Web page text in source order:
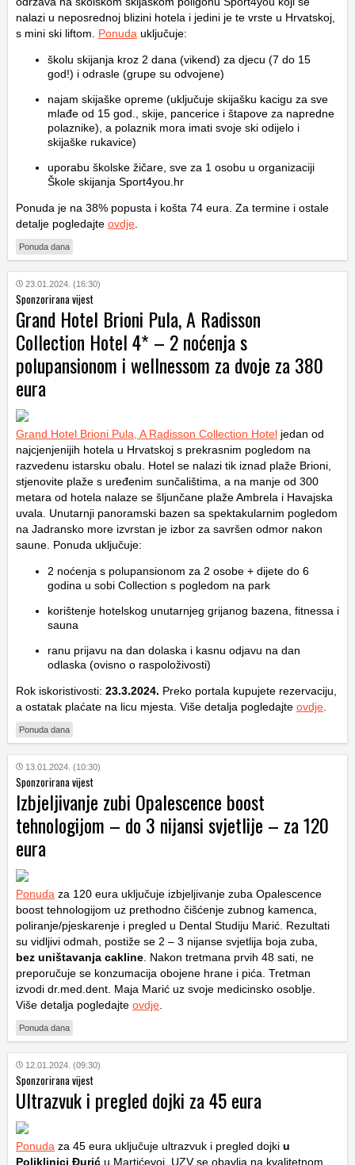
nalazi u neposrednoj blizini hotela i jedini je te vrste u Hrvatskoj,
s mini ski liftom. Ponuda uključuje:
školu skijanja kroz 2 dana (vikend) za djecu (7 do 15
god!) i odrasle (grupe su odvojene)
najam skijaške opreme (uključuje skijašku kacigu za sve
mlađe od 15 god., skije, pancerice i štapove za napredne
polaznike), a polaznik mora imati svoje ski odijelo i
skijaške rukavice)
uporabu školske žičare, sve za 1 osobu u organizaciji
Škole skijanja Sport4you.hr
Ponuda je na 38% popusta i košta 74 eura. Za termine i ostale
detalje pogledajte ovdje
Ponuda dana
23.01.2024. (16:30)
Sponzorirana vijest
Grand Hotel Brioni Pula, A Radisson
Collection Hotel 4* – 2 noćenja s
polupansionom i wellnessom za dvoje za 380
eura
Grand Hotel Brioni Pula, A Radisson Collection Hotel jedan od
najcjenjenijih hotela u Hrvatskoj s prekrasnim pogledom na
razvedenu istarsku obalu. Hotel se nalazi tik iznad plaže Brioni,
stjenovite plaže s uređenim sunčalištima, a na manje od 300
metara od hotela nalaze se šljunčane plaže Ambrela i Havajska
uvala. Unutarnji panoramski bazen sa spektakularnim pogledom
na Jadransko more izvrstan je izbor za savršen odmor nakon
saune. Ponuda uključuje:
2 noćenja s polupansionom za 2 osobe + dijete do 6
godina u sobi Collection s pogledom na park
korištenje hotelskog unutarnjeg grijanog bazena, fitnessa i
sauna
ranu prijavu na dan dolaska i kasnu odjavu na dan
odlaska (ovisno o raspoloživosti)
Rok iskoristivosti: 23.3.2024. Preko portala kupujete rezervaciju,
a ostatak plaćate na licu mjesta. Više detalja pogledajte ovdje
Ponuda dana
13.01.2024. (10:30)
Sponzorirana vijest
Izbjeljivanje zubi Opalescence boost
tehnologijom – do 3 nijansi svjetlije – za 120
eura
Ponuda za 120 eura uključuje izbjeljivanje zuba Opalescence
boost tehnologijom uz prethodno čišćenje zubnog kamenca,
poliranje/pjeskarenje i pregled u Dental Studiju Marić. Rezultati
su vidljivi odmah, postiže se 2 – 3 nijanse svjetlija boja zuba,
bez uništavanja cakline . Nakon tretmana prvih 48 sati, ne
preporučuje se konzumacija obojene hrane i pića. Tretman
izvodi dr.med.dent. Maja Marić uz svoje medicinsko osoblje.
Više detalja pogledajte ovdje
Ponuda dana
12.01.2024. (09:30)
Sponzorirana vijest
Ultrazvuk i pregled dojki za 45 eura
Ponuda za 45 eura uključuje ultrazvuk i pregled dojki u
Poliklinici Đurić u Martićevoj. UZV se obavlja na kvalitetnom